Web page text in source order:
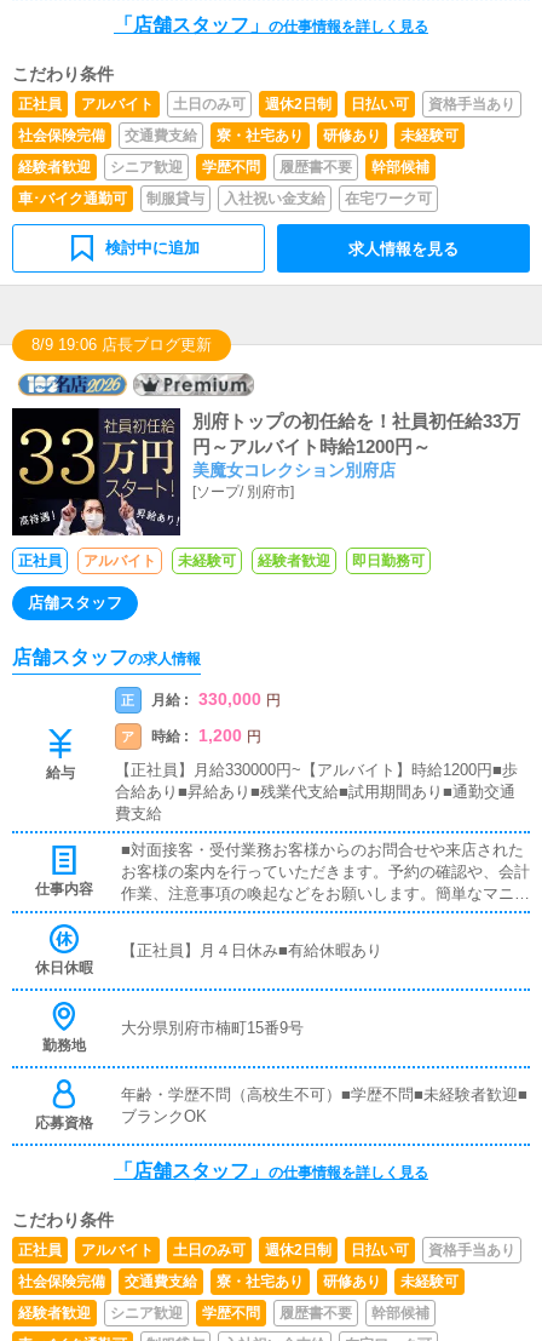
情報やイベント、求人ブログの作成となります。基本的に
はボタンを押すだけや、ブログの更新時に簡単に文字が入
お過ごしいただくため、店内の清掃や備品の管理・補充を
行っていただきます。
「店舗スタッフ」 の仕事情報を詳しく見る
こだわり条件
正社員 アルバイト 土日のみ可 週休2日制 日払い可
資格手当あり
社会保険完備
交通費支給 寮・社宅あり 研修あり
未経験可
経験者歓迎
シニア歓迎 学歴不問 履歴書不要
幹部候補
車･バイク通勤可
制服貸与 入社祝い金支給 在宅ワーク可
検討中に追加 求人情報を見る
8/9 19:06 店長ブログ更新
別府トップの初任給を！社員初任給33万
円～アルバイト時給1200円～
美魔女コレクション別府店
[ソープ/ 別府市]
正社員 アルバイト 未経験可 経験者歓迎 即日勤務可
店舗スタッフ
店舗スタッフの求人情報
給与
正 月給 : 330,000 円
ア 時給 : 1,200 円
【正社員】月給330000円~【アルバイト】時給1200円■歩
合給あり■昇給あり■残業代支給■試用期間あり■通勤交通
費支給
仕事内容
■対面接客・受付業務お客様からのお問合せや来店された
お客様の案内を行っていただきます。予約の確認や、会計
作業、注意事項の喚起などをお願いします。簡単なマニュ
アルや、先輩スタッフに付いて業務内容を見ながら徐々に
す。■PC更新業務ヘブンネットなど、ポータルサイト等の
はボタンを押すだけや、ブログの更新時に簡単に文字が入
きます。■清掃・備品管理お客様やキャストの方に快適に
お過ごしいただくため、店内の清掃や備品の管理・補充を
行っていただきます。主な業務はホームページへの女の子
休日休暇
【正社員】月４日休み■有給休暇あり
勤務地
大分県別府市楠町15番9号
応募資格
年齢・学歴不問（高校生不可）■学歴不問■未経験者歓迎■
ブランクOK
「店舗スタッフ」 の仕事情報を詳しく見る
こだわり条件
正社員 アルバイト 土日のみ可 週休2日制 日払い可
資格手当あり
社会保険完備
交通費支給 寮・社宅あり 研修あり
未経験可
経験者歓迎
シニア歓迎 学歴不問 履歴書不要
幹部候補